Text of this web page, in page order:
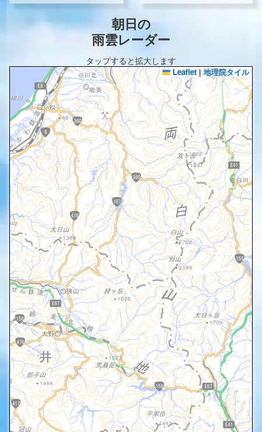
朝日の
雨雲レーダー
タップすると拡大します
Leaflet | 地理院タイル